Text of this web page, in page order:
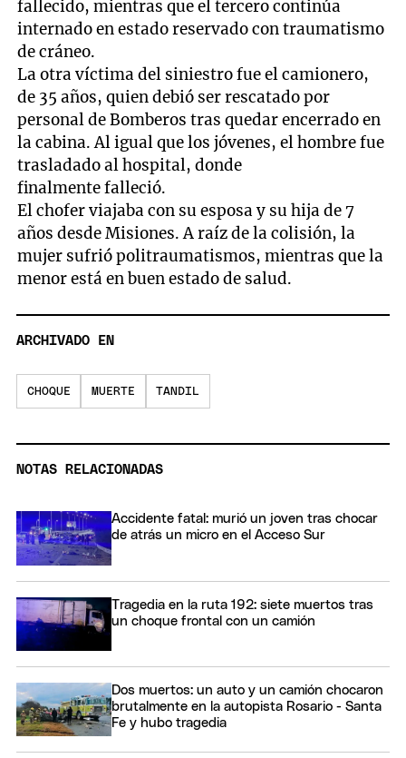
fallecido, mientras que el tercero continúa
internado en estado reservado con traumatismo
de cráneo.
La otra víctima del siniestro fue el camionero,
de 35 años, quien debió ser rescatado por
personal de Bomberos tras quedar encerrado en
la cabina. Al igual que los jóvenes, el hombre fue
trasladado al hospital, donde
finalmente falleció.
El chofer viajaba con su esposa y su hija de 7
años desde Misiones. A raíz de la colisión, la
mujer sufrió politraumatismos, mientras que la
menor está en buen estado de salud.
ARCHIVADO EN
CHOQUE MUERTE TANDIL
NOTAS RELACIONADAS
Accidente fatal: murió un joven tras chocar
de atrás un micro en el Acceso Sur
Tragedia en la ruta 192: siete muertos tras
un choque frontal con un camión
Dos muertos: un auto y un camión chocaron
brutalmente en la autopista Rosario - Santa
Fe y hubo tragedia